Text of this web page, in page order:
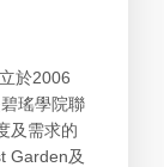
於2006
瑤學院聯
及需求的
Garden及